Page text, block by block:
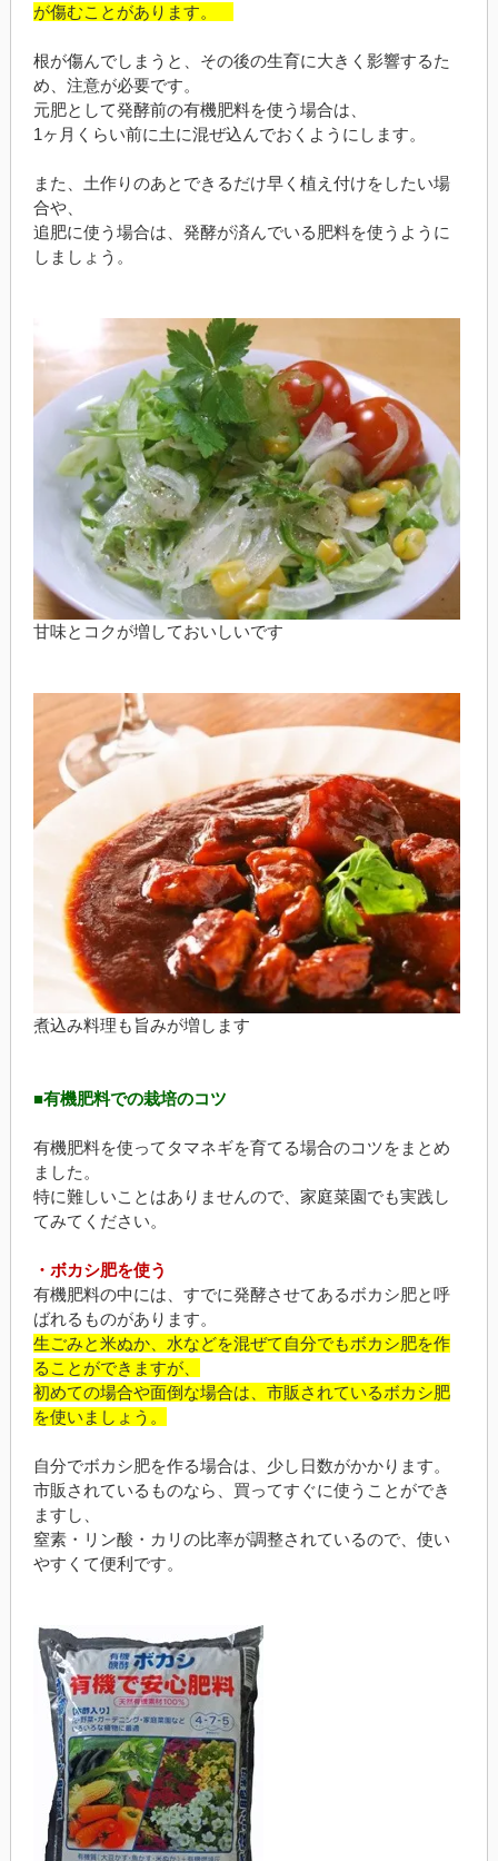
が傷むことがあります。
根が傷んでしまうと、その後の生育に大きく影響するた
め、注意が必要です。
元肥として発酵前の有機肥料を使う場合は、
1ヶ月くらい前に土に混ぜ込んでおくようにします。
また、土作りのあとできるだけ早く植え付けをしたい場
合や、
追肥に使う場合は、発酵が済んでいる肥料を使うように
しましょう。
甘味とコクが増しておいしいです
煮込み料理も旨みが増します
■有機肥料での栽培のコツ
有機肥料を使ってタマネギを育てる場合のコツをまとめ
ました。
特に難しいことはありませんので、家庭菜園でも実践し
てみてください。
・ボカシ肥を使う
有機肥料の中には、すでに発酵させてあるボカシ肥と呼
ばれるものがあります。
生ごみと米ぬか、水などを混ぜて自分でもボカシ肥を作
ることができますが、
初めての場合や面倒な場合は、市販されているボカシ肥
を使いましょう。
自分でボカシ肥を作る場合は、少し日数がかかります。
市販されているものなら、買ってすぐに使うことができ
ますし、
窒素・リン酸・カリの比率が調整されているので、使い
やすくて便利です。